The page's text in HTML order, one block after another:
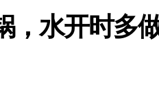
，水开时多